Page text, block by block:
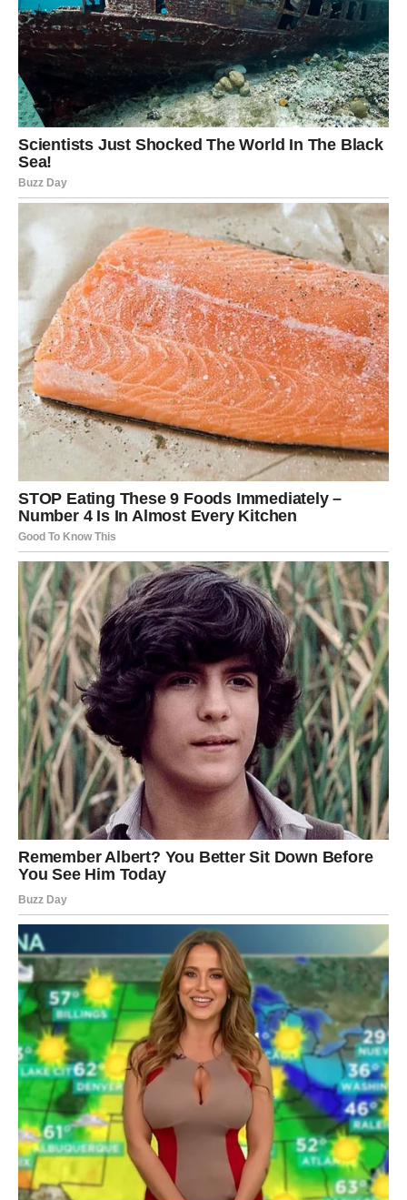
sustava.
Tijekom stoljeća, češnjak se koristio kao prirodni lijek za
mnoge bolesti. Poznato je da je djelotvoran u borbi protiv
bolesti poputprehlade,grip,dizenterije, pa čak i ozbiljnijih
bolesti poput tifusa,kolereikuge. Osim toga, češnjak je i
prirodni konzervans koji štiti hranu od kvarenja, čineći ga
korisnim u kulinarstvu.
Za one koji ne podnose miris ili okus svježeg češnjaka,
dostupne su itableteikapsule s ekstraktom češnjaka, koje
omogućuju uživanje u njegovim zdravstvenim prednostima
bez neugodnog okusa.
Zaključak: Održavanje urednog životnog prostora i
konzumacija namirnica s terapijskim svojstvima, poput
češnjaka, mogu značajno utjecati na naše zdravlje i
psihološku dobrobit. Češnjak, sa svojim širokim spektrom
koristi, ostaje jedan od najsvestranijih i najpristupačnijih